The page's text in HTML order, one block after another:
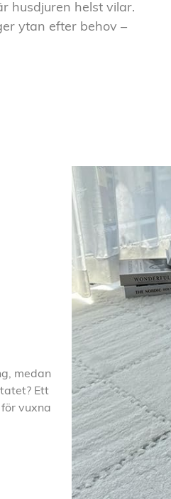
husdjuren helst vilar.
ytan efter behov –
medan
Ett
vuxna